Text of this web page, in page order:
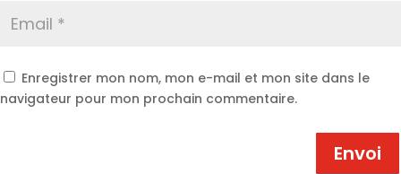
Enregistrer mon nom, mon e-mail et mon site dans le
navigateur pour mon prochain commentaire.
Envoi